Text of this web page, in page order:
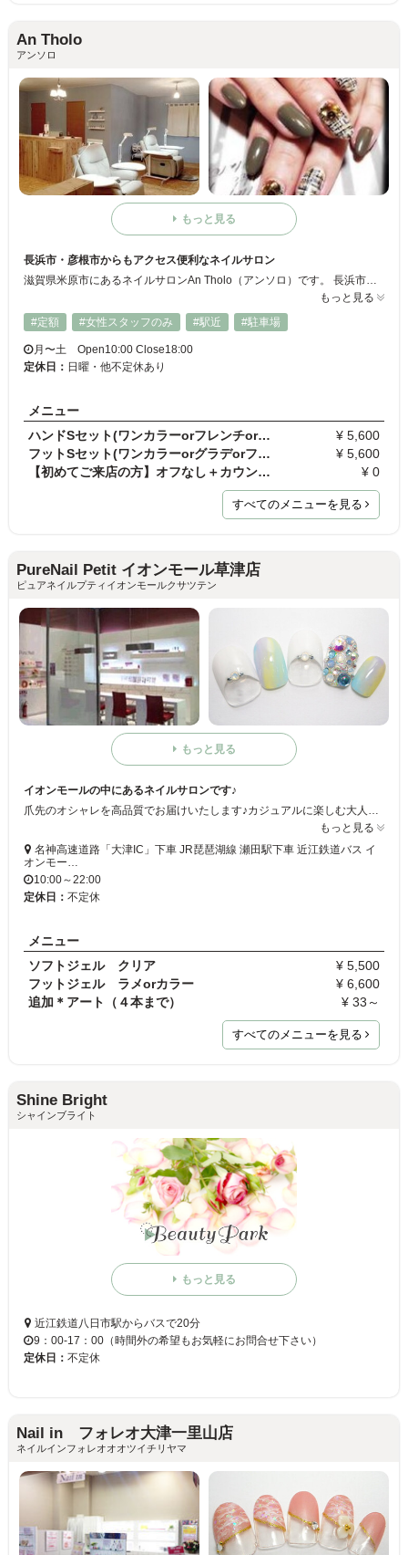
An Tholo
アンソロ
もっと見る
長浜市・彦根市からもアクセス便利なネイルサロン
滋賀県米原市にあるネイルサロンAn Tholo（アンソロ）です。 長浜市・彦根市からもアクセス良好です。 店内は青とウッドを基調とした落ち着いた雰囲気のネイルサロン。 広々店内で大人のお洒落ネイルをご提案いたします。 大画面のDVDにゆったりチェアでくつろぎの時間をお過ごしください。。。
もっと見る
#定額
#女性スタッフのみ #駅近 #駐車場
月〜土 Open10:00 Close18:00
定休日： 日曜・他不定休あり
メニュー
ハンドSセット(ワンカラーorフレンチorグラデ+パーツ…
¥ 5,600
フットSセット(ワンカラーorグラデorフレンチのみ)※…
¥ 5,600
【初めてご来店の方】オフなし＋カウンセリング
¥ 0
すべてのメニューを見る
PureNail Petit イオンモール草津店
ピュアネイルプティイオンモールクサツテン
もっと見る
イオンモールの中にあるネイルサロンです♪
爪先のオシャレを高品質でお届けいたします♪カジュアルに楽しむ大人可愛いスタイルから特別な日に思い出に残るようなゴージャス＆シックなスタイルまで幅広いリクエストにお答えします！
もっと見る
名神高速道路「大津IC」下車 JR琵琶湖線 瀬田駅下車 近江鉄道バス イ
オンモー…
10:00～22:00
定休日： 不定休
メニュー
ソフトジェル クリア
¥ 5,500
フットジェル ラメorカラー
¥ 6,600
追加＊アート（４本まで）
¥ 33～
すべてのメニューを見る
Shine Bright
シャインブライト
もっと見る
近江鉄道八日市駅からバスで20分
9：00-17：00（時間外の希望もお気軽にお問合せ下さい）
定休日： 不定休
Nail in フォレオ大津一里山店
ネイルインフォレオオオツイチリヤマ